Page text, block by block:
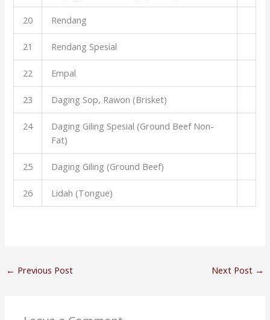
20 Rendang
21 Rendang Spesial
22 Empal
23 Daging Sop, Rawon (Brisket)
24
Daging Giling Spesial (Ground Beef Non-
Fat)
25 Daging Giling (Ground Beef)
26 Lidah (Tongue)
← Previous Post Next Post →